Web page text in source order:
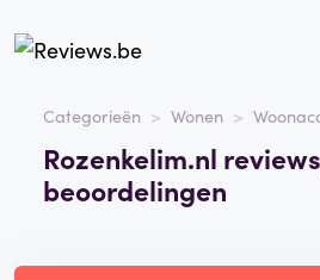
Categorieën Wonen
Rozenkelim.nl
beoordelingen